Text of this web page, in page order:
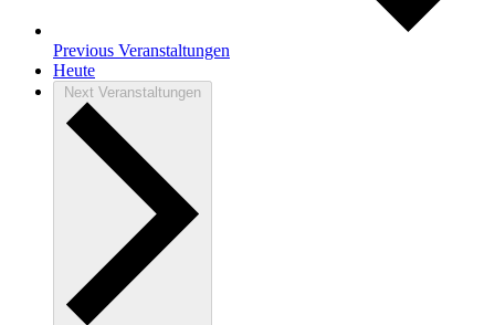
Previous Veranstaltungen
Heute
Next Veranstaltungen